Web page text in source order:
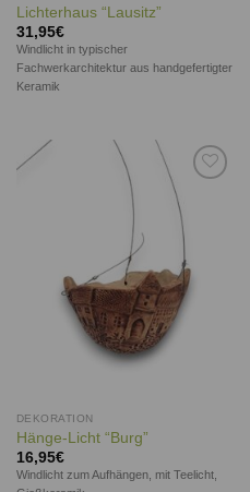
Lichterhaus “Lausitz”
31,95€
Windlicht in typischer
Fachwerkarchitektur aus handgefertigter
Keramik
Auf die
Wunschliste
DEKORATION
Hänge-Licht “Burg”
16,95€
Windlicht zum Aufhängen, mit Teelicht,